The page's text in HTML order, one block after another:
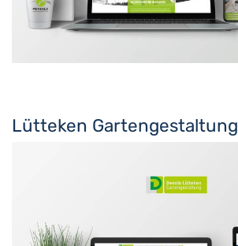
Lütteken Gartengestaltung